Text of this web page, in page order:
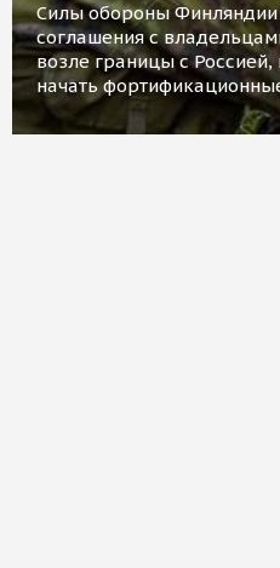
Силы обороны
соглашения с
возле границы с
начать